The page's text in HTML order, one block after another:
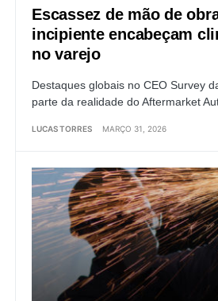
Escassez de mão de
incipiente encabeçam
no varejo
Destaques globais no CEO Survey
parte da realidade do Aftermarket
LUCAS TORRES MARÇO 31, 2026